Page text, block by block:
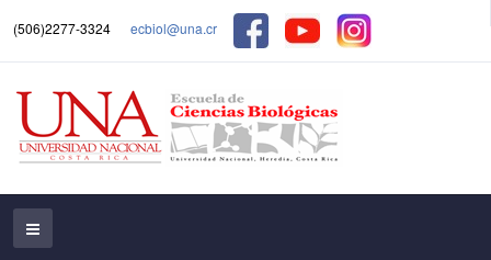
(506)2277-3324 ecbiol@una.cr